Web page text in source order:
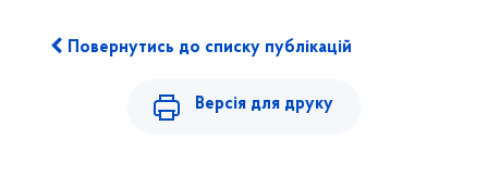
Повернутись до списку публікацій
Версія для друку